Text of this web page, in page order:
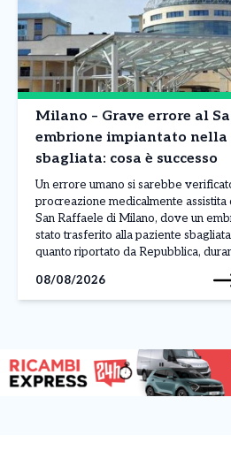
Milano – Grave errore al
embrione impiantato nella
sbagliata: cosa è successo
Un errore umano si sarebbe
procreazione medicalmente assistita
San Raffaele di Milano, dove un
stato trasferito alla paziente
quanto riportato da Repubblica,
sarebbe nato da una lettura non
delle pazienti presente nel sistema
08/08/2026